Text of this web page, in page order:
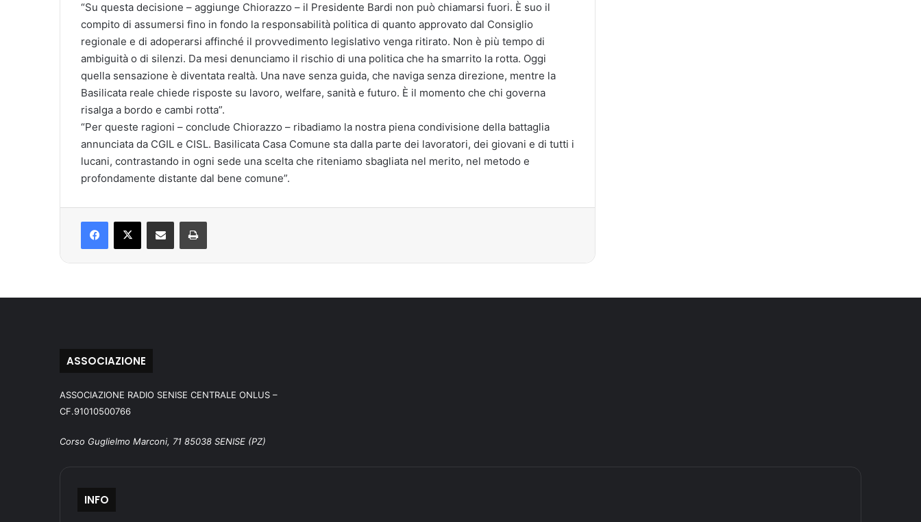
“Su questa decisione – aggiunge Chiorazzo – il Presidente Bardi non può chiamarsi fuori. È suo il
compito di assumersi fino in fondo la responsabilità politica di quanto approvato dal Consiglio
regionale e di adoperarsi affinché il provvedimento legislativo venga ritirato. Non è più tempo di
ambiguità o di silenzi. Da mesi denunciamo il rischio di una politica che ha smarrito la rotta. Oggi
quella sensazione è diventata realtà. Una nave senza guida, che naviga senza direzione, mentre la
Basilicata reale chiede risposte su lavoro, welfare, sanità e futuro. È il momento che chi governa
risalga a bordo e cambi rotta”.
“Per queste ragioni – conclude Chiorazzo – ribadiamo la nostra piena condivisione della battaglia
annunciata da CGIL e CISL. Basilicata Casa Comune sta dalla parte dei lavoratori, dei giovani e di tutti i
lucani, contrastando in ogni sede una scelta che riteniamo sbagliata nel merito, nel metodo e
profondamente distante dal bene comune”.
ASSOCIAZIONE
ASSOCIAZIONE RADIO SENISE CENTRALE ONLUS –
CF.91010500766
Corso Guglielmo Marconi, 71 85038 SENISE (PZ)
INFO